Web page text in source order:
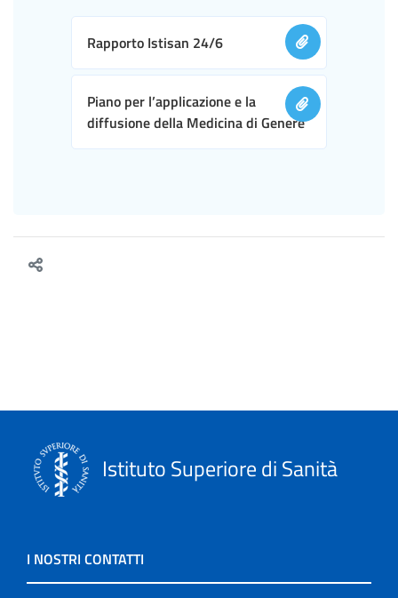
Rapporto Istisan 24/6
Piano per l’applicazione e la
diffusione della Medicina di Genere
Istituto Superiore di Sanità
I NOSTRI CONTATTI